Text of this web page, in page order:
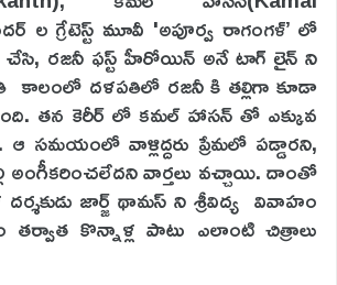
ల గ్రేటెస్ట్ మూవీ 'అపూర్వ రాగంగళ్’ లో
రజనీ ఫస్ట్ హీరోయిన్ అనే టాగ్ లైన్ ని
కాలంలో దళపతిలో రజనీ కి తల్లిగా కూడా
తన కెరీర్ లో కమల్ హాసన్ తో ఎక్కువ
ఆ సమయంలో వాళ్లిద్దరు ప్రేమలో పడ్డారని,
అంగీకరించలేదని వార్తలు వచ్చాయి. దాంతో
జార్జ్ థామస్‌ ని శ్రీవిద్య వివాహం
తర్వాత కొన్నాళ్ల పాటు ఎలాంటి చిత్రాలు